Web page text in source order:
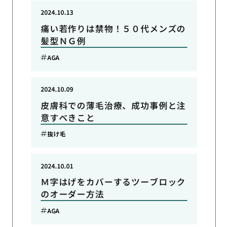
痛い若作りは禁物！５０代メンズの
髪型ＮＧ例
2024.10.13
AGA
皮膚科での薄毛治療、成功事例と注
意すべきこと
2024.10.09
抜け毛
Ｍ字はげをカバーするツーブロック
のオーダー方法
2024.10.01
AGA